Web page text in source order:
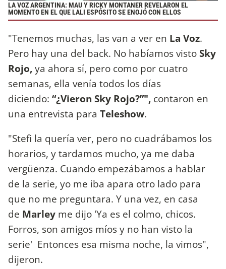
LA VOZ ARGENTINA: MAU Y RICKY MONTANER REVELARON EL
MOMENTO EN EL QUE LALI ESPÓSITO SE ENOJÓ CON ELLOS
"Tenemos muchas, las van a ver en La Voz.
Pero hay una del back. No habíamos vistoSky
Rojo,ya ahora sí, pero como por cuatro
semanas, ella venía todos los días
diciendo: “¿Vieron Sky Rojo?”", contaron en
una entrevista para Teleshow.
"Stefi la quería ver, pero no cuadrábamos los
horarios, y tardamos mucho, ya me daba
vergüenza. Cuando empezábamos a hablar
de la serie, yo me iba apara otro lado para
que no me preguntara. Y una vez, en casa
de Marley me dijo 'Ya es el colmo, chicos.
Forros, son amigos míos y no han visto la
serie' Entonces esa misma noche, la vimos",
dijeron.